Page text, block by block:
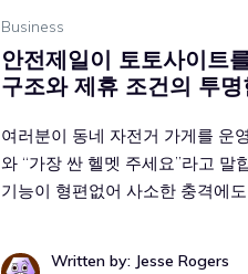
Business
안전제일이 토토사이트
구조와 제휴 조건의 투
여러분이 동네 자전거 가게를 운
와 “가장 싼 헬멧 주세요”라고 말
기능이 형편없어 사소한 충격에
Written by: Jesse Rogers